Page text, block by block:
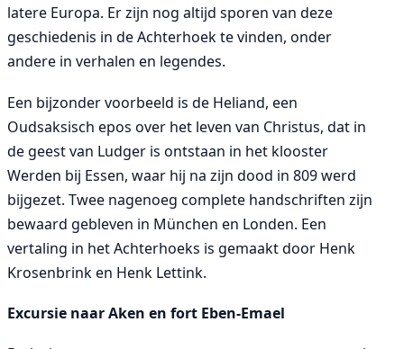
latere Europa. Er zijn nog altijd sporen van deze
geschiedenis in de Achterhoek te vinden, onder
andere in verhalen en legendes.
Een bijzonder voorbeeld is de Heliand, een
Oudsaksisch epos over het leven van Christus, dat in
de geest van Ludger is ontstaan in het klooster
Werden bij Essen, waar hij na zijn dood in 809 werd
bijgezet. Twee nagenoeg complete handschriften zijn
bewaard gebleven in München en Londen. Een
vertaling in het Achterhoeks is gemaakt door Henk
Krosenbrink en Henk Lettink.
Excursie naar Aken en fort Eben-Emael